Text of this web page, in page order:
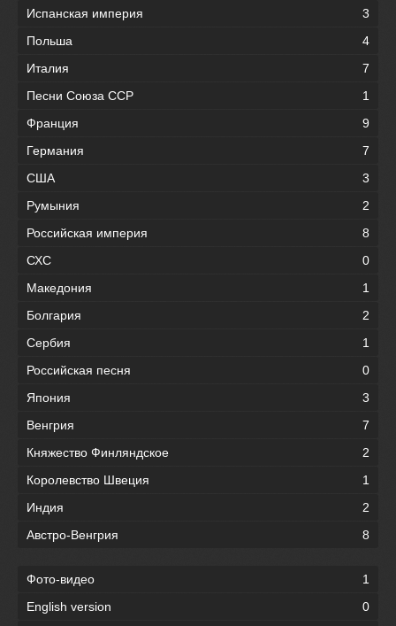
Испанская империя
3
Польша
4
Италия
7
Песни Союза ССР
1
Франция
9
Германия
7
США
3
Румыния
2
Российская империя
8
СХС
0
Македония
1
Болгария
2
Сербия
1
Российская песня
0
Япония
3
Венгрия
7
Княжество Финляндское
2
Королевство Швеция
1
Индия
2
Австро-Венгрия
8
Фото-видео
1
English version
0